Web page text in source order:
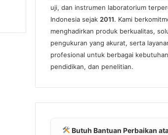
uji, dan instrumen laboratorium
Indonesia sejak 2011. Kami
menghadirkan produk berkualitas,
pengukuran yang akurat, serta
profesional untuk berbagai
pendidikan, dan penelitian.
Butuh Bantuan Perbaikan